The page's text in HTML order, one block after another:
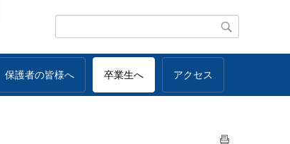
保護者の皆様へ 卒業生へ アクセス